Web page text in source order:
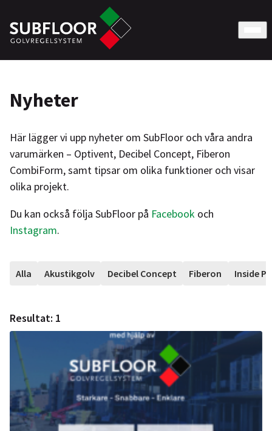
Nyheter
Här lägger vi upp nyheter om SubFloor och våra andra
varumärken – Optivent, Decibel Concept, Fiberon
CombiForm, samt tipsar om olika funktioner och visar
olika projekt.
Du kan också följa SubFloor på Facebookoch
Instagram.
Alla Akustikgolv Decibel Concept Fiberon Inside
Resultat: 1